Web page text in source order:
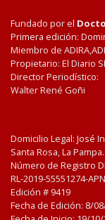
Fundado por el
Primera edición:
Miembro de
Propietario: El Diario
Director Periodístico:
Walter René Goñi
Domicilio Legal: José
Santa Rosa, La Pampa.
Número de Registro
RL-2019-55551274-
Edición # 9419
Fecha de Edición: 8/